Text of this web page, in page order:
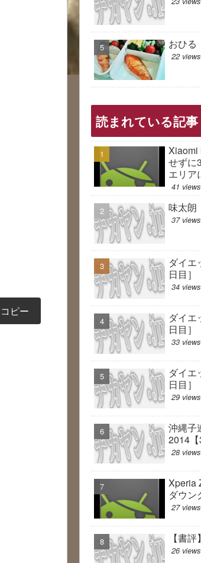
コピー
おひる
22 views
読まれている記事
Xiaomi
せずに
エリア
41 views
味太朗
37 views
ダイエ
日目］
34 views
ダイエ
日目］
33 views
ダイエ
日目］
29 views
沖縄子
2014【
28 views
Xperia
ダウン
27 views
【書
26 views